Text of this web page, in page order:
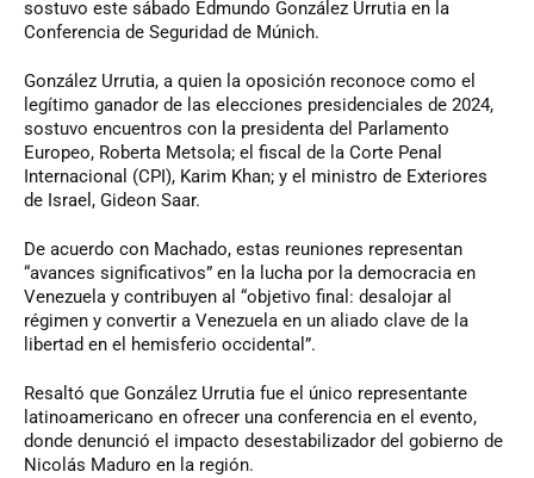
sostuvo este sábado Edmundo González Urrutia en la
Conferencia de Seguridad de Múnich.
González Urrutia, a quien la oposición reconoce como el
legítimo ganador de las elecciones presidenciales de 2024,
sostuvo encuentros con la presidenta del Parlamento
Europeo, Roberta Metsola; el fiscal de la Corte Penal
Internacional (CPI), Karim Khan; y el ministro de Exteriores
de Israel, Gideon Saar.
De acuerdo con Machado, estas reuniones representan
“avances significativos” en la lucha por la democracia en
Venezuela y contribuyen al “objetivo final: desalojar al
régimen y convertir a Venezuela en un aliado clave de la
libertad en el hemisferio occidental”.
Resaltó que González Urrutia fue el único representante
latinoamericano en ofrecer una conferencia en el evento,
donde denunció el impacto desestabilizador del gobierno de
Nicolás Maduro en la región.